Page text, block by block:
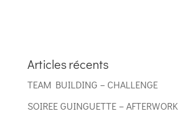
Articles récents
TEAM BUILDING – CHALLENGE
SOIREE GUINGUETTE – AFTERWORK